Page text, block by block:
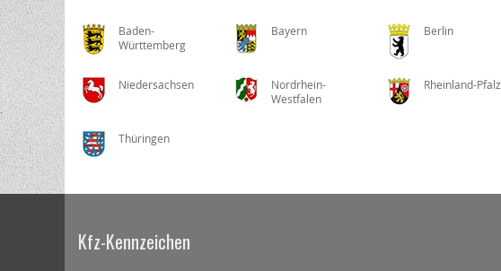
Baden-
Württemberg
Bayern Berlin
Niedersachsen
Nordrhein-
Westfalen
Rheinland-Pfalz
Thüringen
Kfz-Kennzeichen